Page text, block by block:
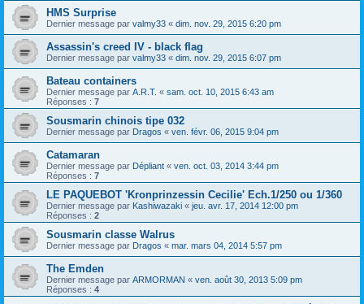
HMS Surprise
Dernier message par valmy33 « dim. nov. 29, 2015 6:20 pm
Assassin's creed IV - black flag
Dernier message par valmy33 « dim. nov. 29, 2015 6:07 pm
Bateau containers
Dernier message par A.R.T. « sam. oct. 10, 2015 6:43 am
Réponses : 7
Sousmarin chinois tipe 032
Dernier message par Dragos « ven. févr. 06, 2015 9:04 pm
Catamaran
Dernier message par Dépliant « ven. oct. 03, 2014 3:44 pm
Réponses : 7
LE PAQUEBOT 'Kronprinzessin Cecilie' Ech.1/250 ou 1/360
Dernier message par Kashiwazaki « jeu. avr. 17, 2014 12:00 pm
Réponses : 2
Sousmarin classe Walrus
Dernier message par Dragos « mar. mars 04, 2014 5:57 pm
The Emden
Dernier message par ARMORMAN « ven. août 30, 2013 5:09 pm
Réponses : 4